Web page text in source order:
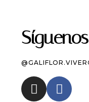
Síguenos